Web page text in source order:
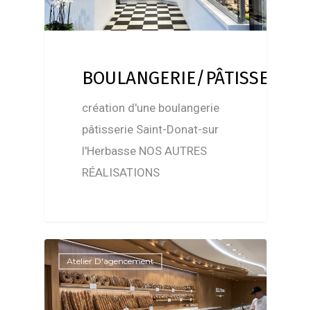
BOULANGERIE/PÂTISSERIE
création d'une boulangerie
pâtisserie Saint-Donat-sur
l'Herbasse NOS AUTRES
RÉALISATIONS
Atelier D'agencement